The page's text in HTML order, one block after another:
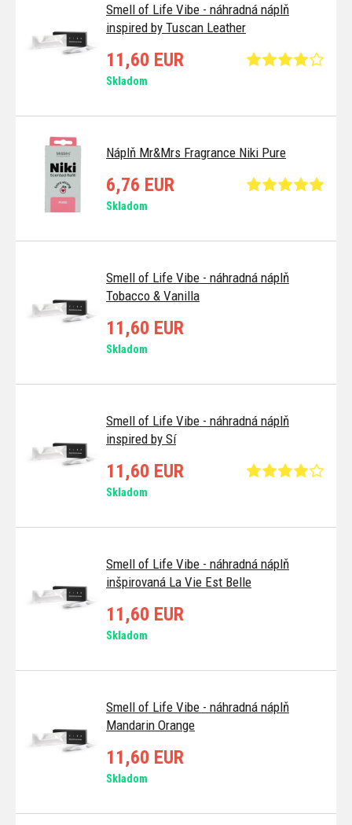
Smell of Life Vibe - náhradná náplň
inspired by Tuscan Leather
11,60 EUR
Skladom
Náplň Mr&Mrs Fragrance Niki Pure
6,76 EUR
Skladom
Smell of Life Vibe - náhradná náplň
Tobacco & Vanilla
11,60 EUR
Skladom
Smell of Life Vibe - náhradná náplň
inspired by Sí
11,60 EUR
Skladom
Smell of Life Vibe - náhradná náplň
inšpirovaná La Vie Est Belle
11,60 EUR
Skladom
Smell of Life Vibe - náhradná náplň
Mandarin Orange
11,60 EUR
Skladom